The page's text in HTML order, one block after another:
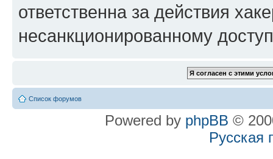
ответственна за действия
несанкционированному
Список форумов
Powered by phpBB ©
Русская